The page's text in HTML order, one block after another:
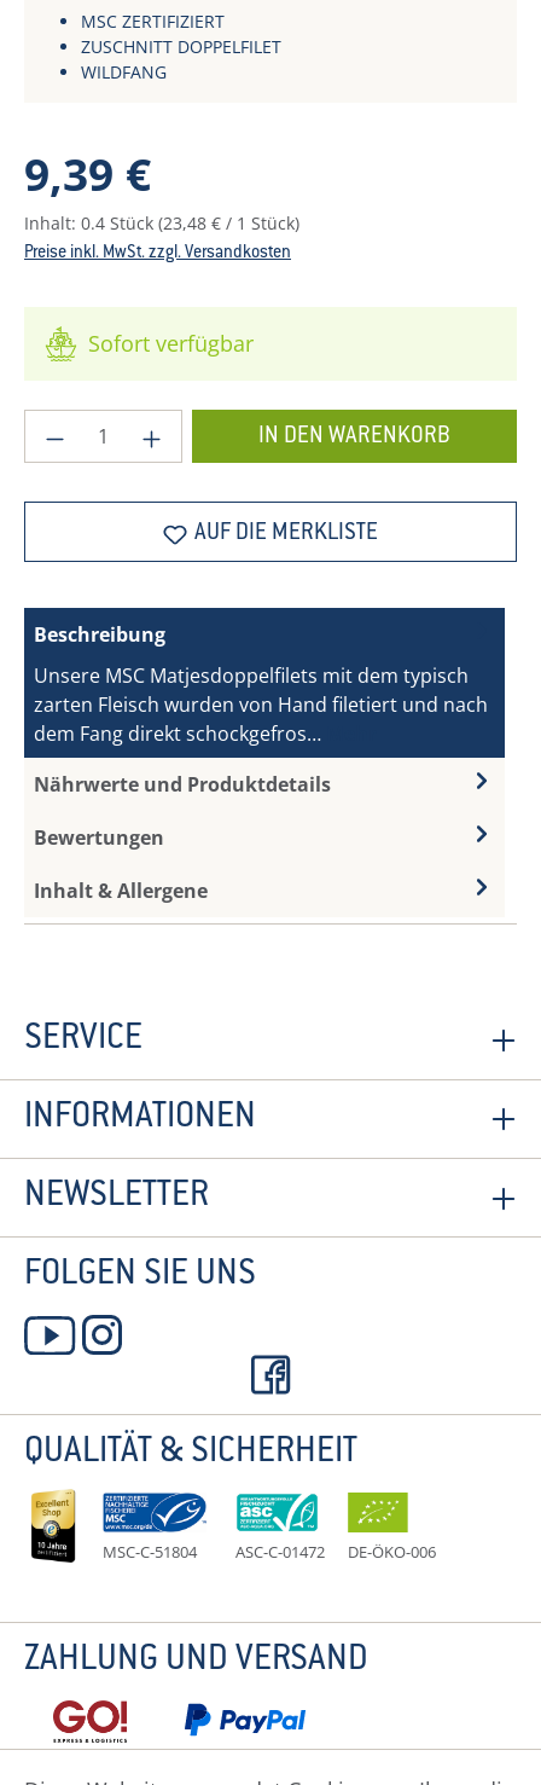
MSC ZERTIFIZIERT
ZUSCHNITT DOPPELFILET
WILDFANG
Regulärer Preis:
9,39 €
Inhalt: 0.4 Stück (23,48 € / 1 Stück)
Preise inkl. MwSt. zzgl. Versandkosten
Sofort verfügbar
Produkt Anzahl: Gib den gewünschten
IN DEN WARENKORB
AUF DIE MERKLISTE
Beschreibung
Unsere MSC Matjesdoppelfilets mit dem typisch
zarten Fleisch wurden von Hand filetiert und nach
dem Fang direkt schockgefros…
Nährwerte und Produktdetails
Bewertungen
Inhalt & Allergene
SERVICE
INFORMATIONEN
NEWSLETTER
FOLGEN SIE UNS
QUALITÄT & SICHERHEIT
MSC-C-51804 ASC-C-01472 DE-ÖKO-006
ZAHLUNG UND VERSAND